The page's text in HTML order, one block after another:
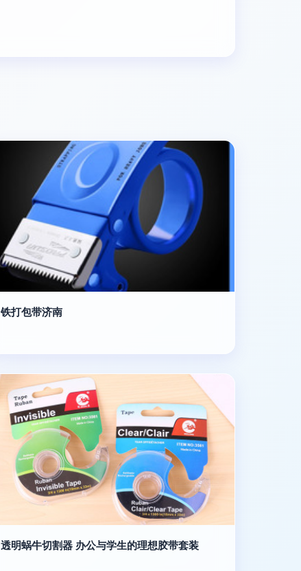
铁打包带济南
透明蜗牛切割器 办公与学生的理想胶带套装